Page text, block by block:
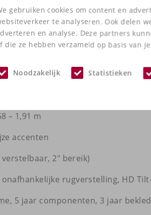
gebruiken cookies om content en
te analyseren. Ook delen
en analyse. Deze partners
die ze hebben verzameld op basis van
Noodzakelijk Statistieken
de meest subtiele en
voor werkomgevingen
te leveren op de zware
3000 Series (Seat Slider-variant)
kg
– 1,91 m
accenten
2" bereik)
rugverstelling, HD
5 jaar componenten, 3 jaar